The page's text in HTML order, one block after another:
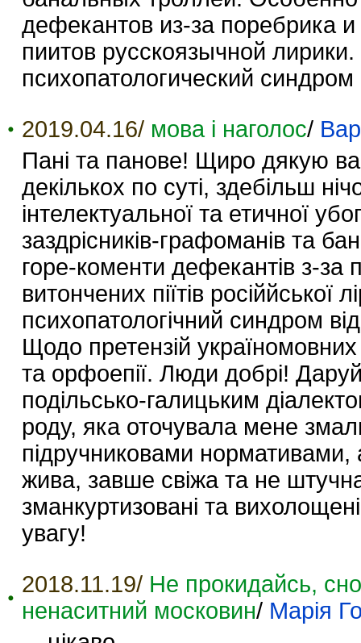
дефекантов из-за поребрика
пиитов русскоязычной
психопатологический
2019.04.16/ мова і наголос/
Пані та панове! Щиро дякую
декількох по суті, здебільш
інтелектуальної та етичної
заздрісників-графоманів та
горе-коменти дефекантів з-за
витончених піїтів
психопатологічний синдром
Щодо претензій україномовних
та орфоепії. Люди добрі!
подільсько-галицьким
роду, яка оточувала мене
підручниковами
жива, завше свіжа та не
зманкуртизовані та
увагу!
2018.11.19/ Не прокидайсь,
ненаситний московин/ Марія